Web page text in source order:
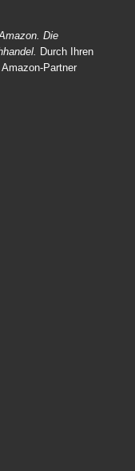
Die
Durch Ihren
Partner